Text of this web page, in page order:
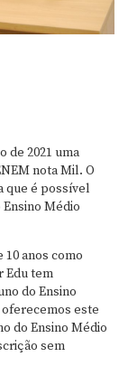
de 2021 uma
nota Mil. O
que é possível
Médio
anos como
Edu tem
do Ensino
este
do Ensino Médio
sem